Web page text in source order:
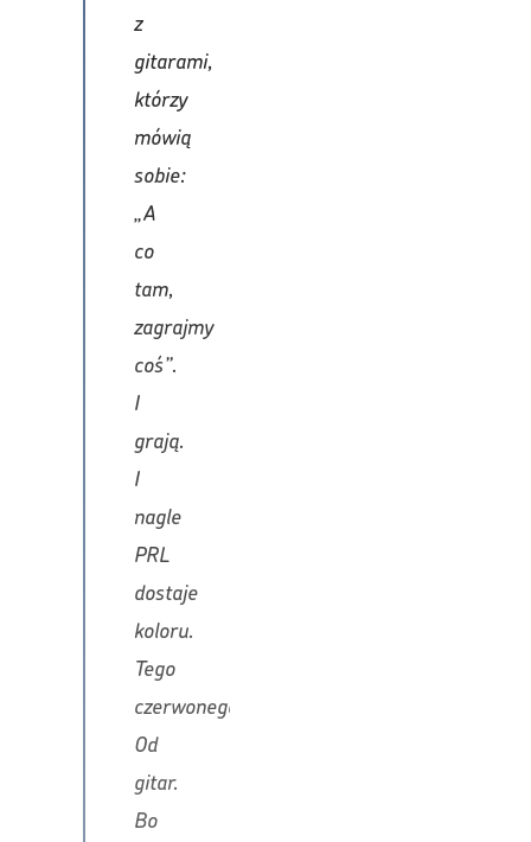
z
gitarami,
którzy
mówią
sobie:
„A
co
tam,
zagrajmy
coś”.
I
grają.
I
nagle
PRL
dostaje
koloru.
Tego
czerwonego.
Od
gitar.
Bo